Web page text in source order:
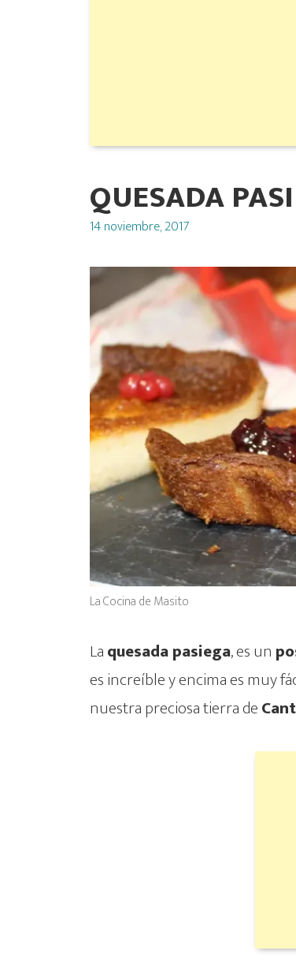
QUESADA
Posted
14 noviembre, 2017
La Cocina de Masito
Laquesada pasiega, es un
es increíble y encima es muy
nuestra preciosa tierra de